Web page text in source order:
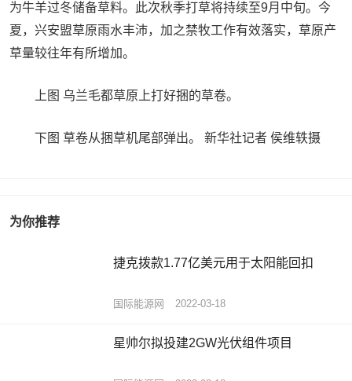
为牛羊过冬储备草料。此次秋季打草将持续至9月中旬。今
夏，兴安盟草原雨水丰沛，加之禁牧工作有效落实，草原产
草量较往年有所增加。
上图 乌兰毛都草原上打好捆的草卷。
下图 草卷从捆草机尾部弹出。 新华社记者 侯维轶摄
为你推荐
捷克拨款1.77亿美元用于太阳能回扣
国际能源网 2022-03-18
星帅尔拟投建2GW光伏组件项目